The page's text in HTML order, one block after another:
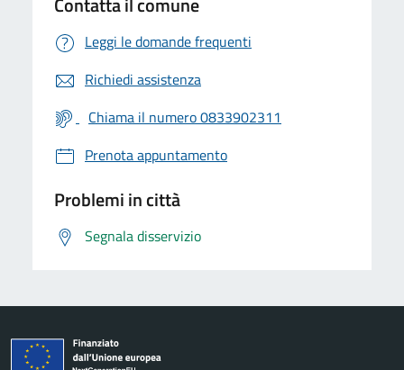
Leggi le domande frequenti
Richiedi assistenza
Chiama il numero 0833902311
Prenota appuntamento
Problemi in città
Segnala disservizio